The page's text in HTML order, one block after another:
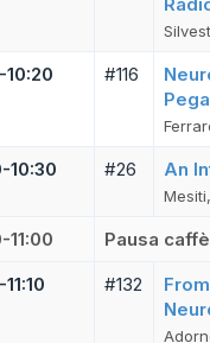
10:20 #116
10:30 #26 An
11:00
Pausa caffè
#132